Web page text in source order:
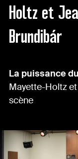
Holtz et
Brundibár
La puissance
Mayette-Holtz
scène